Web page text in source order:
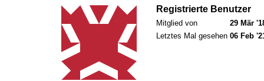
Registrierte Benutzer
Mitglied von
29 Mär
Letztes Mal gesehen 06 Feb